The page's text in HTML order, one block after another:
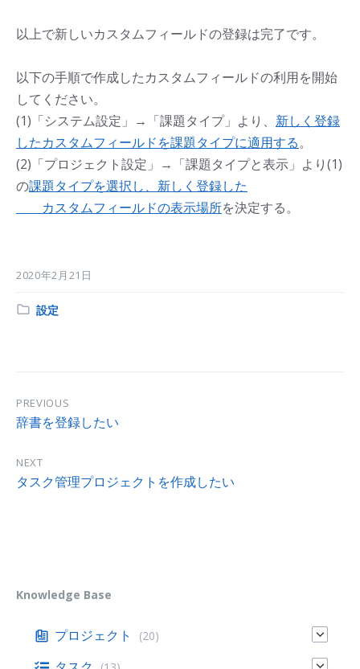
以上で新しいカスタムフィールドの登録は完了です。
以下の手順で作成したカスタムフィールドの利用を開始
してください。
(1)「システム設定」→「課題タイプ」より、 新しく登録
したカスタムフィールドを課題タイプに適用する。
(2)「プロジェクト設定」→「課題タイプと表示」より(1)
の課題タイプを選択し、新しく登録した
カスタムフィールドの表示場所を決定する。
2020年2月21日
Category:
設定
PREVIOUS
辞書を登録したい
NEXT
タスク管理プロジェクトを作成したい
Knowledge Base
プロジェクト (20)